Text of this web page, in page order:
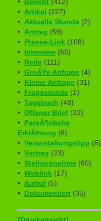
• Artikel (227)
• Aktuelle Stunde (2)
• Antrag (59)
• Presse-Link (108)
• Interview (65)
• Rede (111)
• GroÃŸe Anfrage (4)
• Kleine Anfrage (31)
• Fragestunde (1)
• Tagebuch (48)
• Offener Brief (32)
• PersÃ¶nliche
ErklÃ¤rung (6)
• Veranstaltungstipp (6)
• Vortrag (23)
• Stellungnahme (60)
• Weblink (17)
• Aufruf (5)
• Dokumentiert (35)